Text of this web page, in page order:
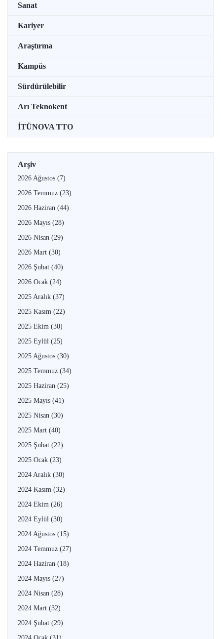
Sanat
Kariyer
Araştırma
Kampüs
Sürdürülebilir
Arı Teknokent
İTÜNOVA TTO
Arşiv
2026 Ağustos (7)
2026 Temmuz (23)
2026 Haziran (44)
2026 Mayıs (28)
2026 Nisan (29)
2026 Mart (30)
2026 Şubat (40)
2026 Ocak (24)
2025 Aralık (37)
2025 Kasım (22)
2025 Ekim (30)
2025 Eylül (25)
2025 Ağustos (30)
2025 Temmuz (34)
2025 Haziran (25)
2025 Mayıs (41)
2025 Nisan (30)
2025 Mart (40)
2025 Şubat (22)
2025 Ocak (23)
2024 Aralık (30)
2024 Kasım (32)
2024 Ekim (26)
2024 Eylül (30)
2024 Ağustos (15)
2024 Temmuz (27)
2024 Haziran (18)
2024 Mayıs (27)
2024 Nisan (28)
2024 Mart (32)
2024 Şubat (29)